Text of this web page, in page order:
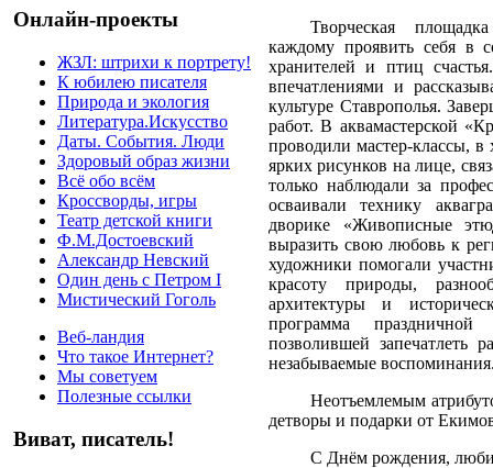
Онлайн-проекты
ЖЗЛ: штрихи к портрету!
К юбилею писателя
Природа и экология
Литература.Искусство
Даты. События. Люди
Здоровый образ жизни
Всё обо всём
Кроссворды, игры
Театр детской книги
Ф.М.Достоевский
Александр Невский
Один день с Петром I
Мистический Гоголь
Веб-ландия
Что такое Интернет?
Мы советуем
Полезные ссылки
Виват, писатель!
Творческая
каждому проявить себя в
хранителей и птиц
впечатлениями и
культуре Ставрополья.
работ. В аквамастерской
проводили мастер-классы, в
ярких рисунков на лице,
только наблюдали за
осваивали технику
дворике «Живописные
выразить свою любовь к
художники помогали
красоту природы,
архитектуры и
программа
позволившей запечатлеть
незабываемые
Неотъемлемым
детворы и подарки от
С Днём рождения,